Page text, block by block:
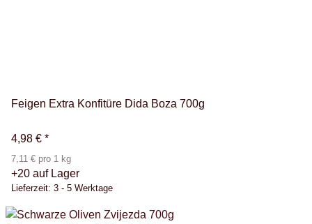
Feigen Extra Konfitüre Dida Boza 700g
4,98 € *
7,11 € pro 1 kg
+20 auf Lager
Lieferzeit: 3 - 5 Werktage